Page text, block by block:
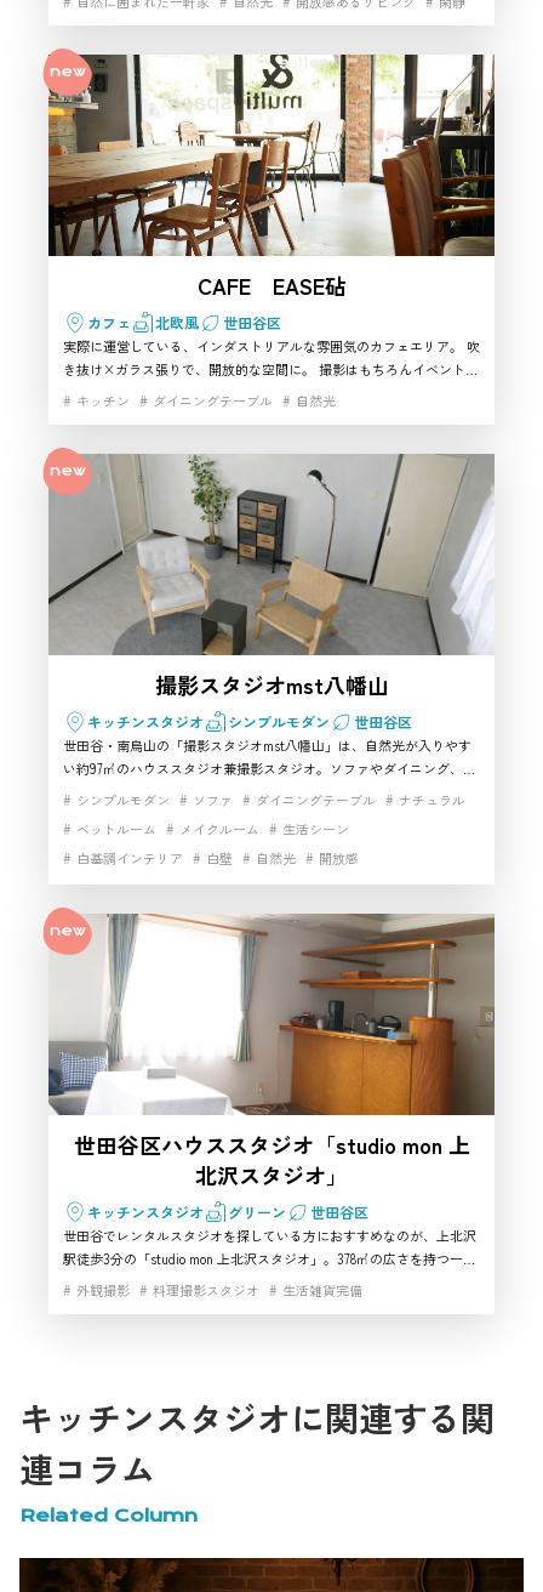
影、アパレル撮影、ファミリーシーン、インタビュー撮影に使える撮
CAFE EASE砧
カフェ 北欧風 世田谷区
実際に運営している、インダストリアルな雰囲気のカフェエリア。 吹
き抜け×ガラス張りで、開放的な空間に。 撮影はもちろんイベントな
どの利用も可能です！ 撮影が入っていない日は、実際にカフェ営業も
キッチン ダイニングテーブル 自然光
撮影スタジオmst八幡山
キッチンスタジオ シンプルモダン 世田谷区
世田谷・南烏山の「撮影スタジオmst八幡山」は、自然光が入りやす
い約97㎡のハウススタジオ兼撮影スタジオ。ソファやダイニング、メ
イク・更衣に使える控室まわりも整い、ポートレート〜アパレル、コ
照明で雰囲気を変えられるので、世田谷で使い勝手重視のスタジオを
探す方にもおすすめ。駅徒歩圏＆Wi-Fiありで運用もしやすい一室で
す。
シンプルモダン ソファ ダイニングテーブル
ナチュラル
ベットルーム
メイクルーム
生活シーン
白基調インテリア
白壁 自然光
開放感
高速インターネット
世田谷区ハウススタジオ「studio mon 上
北沢スタジオ」
キッチンスタジオ グリーン 世田谷区
世田谷でレンタルスタジオを探している方におすすめなのが、上北沢
駅徒歩3分の「studio mon 上北沢スタジオ」。378㎡の広さを持つ一軒
家型ハウススタジオで、25帖のリビングや和室、寝室、キッチンな
外観撮影 料理撮影スタジオ 生活雑貨完備
キッチンスタジオに関連する関
連コラム
Related Column